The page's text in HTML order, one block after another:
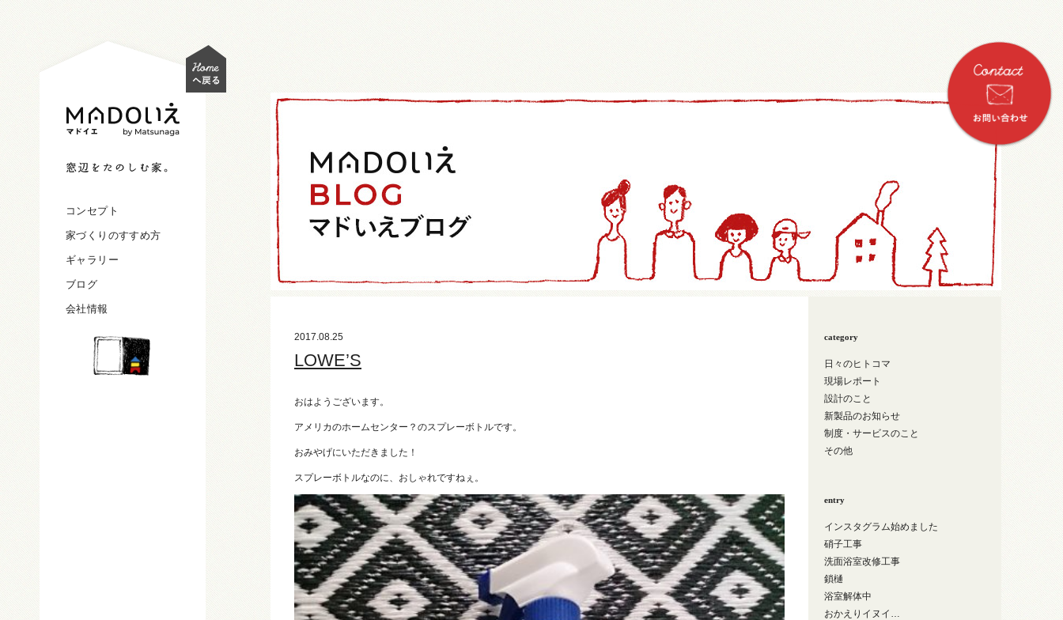
コンセプト
家づくりのすすめ方
ギャラリー
ブログ
会社情報
2017.08.25
LOWE’S
おはようございます。
アメリカのホームセンター？のスプレーボトルです。
おみやげにいただきました！
スプレーボトルなのに、おしゃれですねぇ。
category
日々のヒトコマ
現場レポート
設計のこと
新製品のお知らせ
制度・サービスのこと
その他
entry
インスタグラム始めました
硝子工事
洗面浴室改修工事
鎖樋
浴室解体中
おかえりイヌイ…